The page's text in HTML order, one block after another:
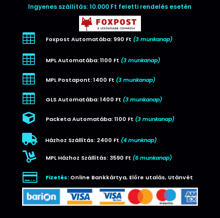
Ingyenes szállítás: 10.000 Ft feletti rendelés esetén
 Foxpost Automatába: 990 Ft (3 munkanap)
 MPL Automatába: 1100 Ft (3 munkanap)
 MPL Postapont: 1400 Ft (3 munkanap)
 GLS Automatába: 1400 Ft (3 munkanap)
 Packeta Automatába: 1100 Ft (3 munkanap)
 Házhoz Szállítás: 2400 Ft (4 munknap)
 MPL Házhoz Szállítás: 3590 Ft (6 munkanap)
 Fizetés:Online Bankkártya, Előre utalás, Utánvét